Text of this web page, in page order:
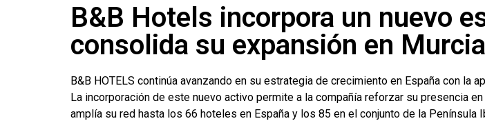
B&B Hotels incorpora un nuevo
consolida su expansión en Murcia
B&B HOTELS continúa avanzando en su estrategia de crecimiento en España con
La incorporación de este nuevo activo permite a la compañía reforzar su presencia
amplía su red hasta los 66 hoteles en España y los 85 en el conjunto de la Península